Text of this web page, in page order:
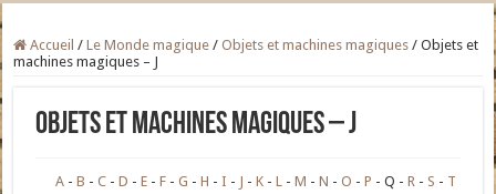
Accueil / Le Monde magique / Objets et machines magiques / Objets et
machines magiques – J
Objets et machines magiques – J
A B C D E F G H I J K L M N O P Q R S
T